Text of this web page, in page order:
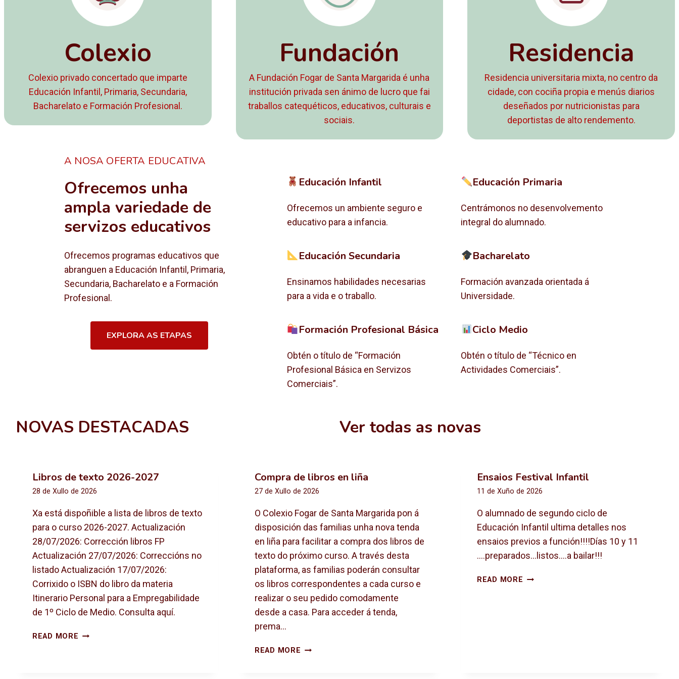
Colexio
Colexio privado concertado que imparte
Educación Infantil, Primaria, Secundaria,
Bacharelato e Formación Profesional.
Fundación
A Fundación Fogar de Santa Margarida é unha
institución privada sen ánimo de lucro que fai
traballos catequéticos, educativos, culturais e
sociais.
Residencia
Residencia universitaria mixta, no centro da
cidade, con cociña propia e menús diarios
deseñados por nutricionistas para
deportistas de alto rendemento.
A NOSA OFERTA EDUCATIVA
Ofrecemos unha
ampla variedade de
servizos educativos
Ofrecemos programas educativos que
abranguen a Educación Infantil, Primaria,
Secundaria, Bacharelato e a Formación
Profesional.
EXPLORA AS ETAPAS
Educación Infantil
Ofrecemos un ambiente seguro e
educativo para a infancia.
Educación Primaria
Centrámonos no desenvolvemento
integral do alumnado.
Educación Secundaria
Ensinamos habilidades necesarias
para a vida e o traballo.
Bacharelato
Formación avanzada orientada á
Universidade.
Formación Profesional Básica
Obtén o título de “Formación
Profesional Básica en Servizos
Comerciais”.
Ciclo Medio
Obtén o título de “Técnico en
Actividades Comerciais”.
NOVAS DESTACADAS Ver todas as novas
Libros de texto 2026-2027
28 de Xullo de 2026
Xa está dispoñible a lista de libros de texto
para o curso 2026-2027. Actualización
28/07/2026: Corrección libros FP
Actualización 27/07/2026: Correccións no
listado Actualización 17/07/2026:
Corrixido o ISBN do libro da materia
Itinerario Personal para a Empregabilidade
de 1º Ciclo de Medio. Consulta aquí.
READ MORE L
Compra de libros en liña
27 de Xullo de 2026
O Colexio Fogar de Santa Margarida pon á
disposición das familias unha nova tenda
en liña para facilitar a compra dos libros de
texto do próximo curso. A través desta
plataforma, as familias poderán consultar
os libros correspondentes a cada curso e
realizar o seu pedido comodamente
desde a casa. Para acceder á tenda,
prema…
READ MORE C
Ensaios Festival Infantil
11 de Xuño de 2026
O alumnado de segundo ciclo de
Educación Infantil ultima detalles nos
ensaios previos a función!!!!Días 10 y 11
….preparados…listos….a bailar!!!
READ MORE E